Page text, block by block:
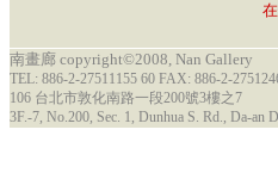
南畫廊 copyright©2008, Nan Gallery
TEL: 886-2-27511155 60 FAX: 886-2-
106 台北市敦化南路一段200號3樓之7
3F.-7, No.200, Sec. 1, Dunhua S. Rd., Da-an